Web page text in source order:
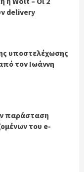
delivery
υποστελέχωσης
τον Ιωάννη
παράσταση
του e-